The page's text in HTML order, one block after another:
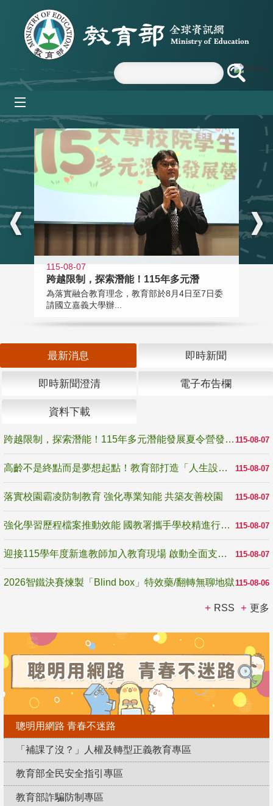
跳到主要內容區塊
:::
115-08-07
跨越限制，探索潛能！115年多元潛
為落實融合教育理念，教育部於8月4日至7日委
請國立嘉義大學辦...
最新消息 即時新聞
即時新聞澄清 電子布告欄
資料下載
115-08-07
跨越限制，探索潛能！115年多元潛能發展夏令營發掘生命無限可能
115-08-07
高齡不是終點而是夢想起點！教育部打造「人生設計夢工場」 參展第3屆高齡健康產業博覽會
115-08-07
落實校園霸凌防制教育 強化專業知能 共築友善校園
115-08-07
強化學習歷程檔案推動效能 國教署攜手學校精進行政與教學支持
115-08-07
迎接115學年度新進教師加入教育現場 啟動全面支持陪伴
115-08-06
2026智鐵決賽煉製「Blind box」特效藥/翻轉無聊地獄
RSS 更多
聰明用網路 青春不迷路
「補課了沒？」人權及轉型正義教育專區
教育部全民安全指引專區
教育部詐騙防制專區